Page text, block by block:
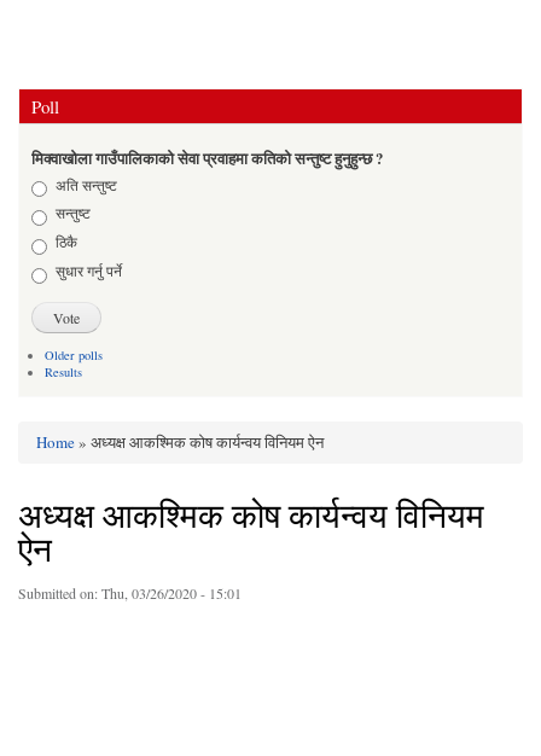
Poll
मिक्वाखोला गाउँपालिकाको सेवा प्रवाहमा कतिको सन्तुष्ट हुनुहुन्छ ?
Choicesअति सन्तुष्ट
सन्तुष्ट
ठिकै
सुधार गर्नु पर्ने
Older polls
Results
Home» अध्यक्ष आकश्मिक कोष कार्यन्वय विनियम ऐन
अध्यक्ष आकश्मिक कोष कार्यन्वय विनियम
ऐन
Submitted on:Thu, 03/26/2020 - 15:01